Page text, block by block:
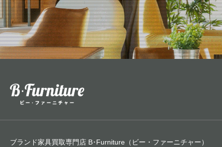
ブランド家具買取専門店 B･Furniture（ビー・ファーニチャー）